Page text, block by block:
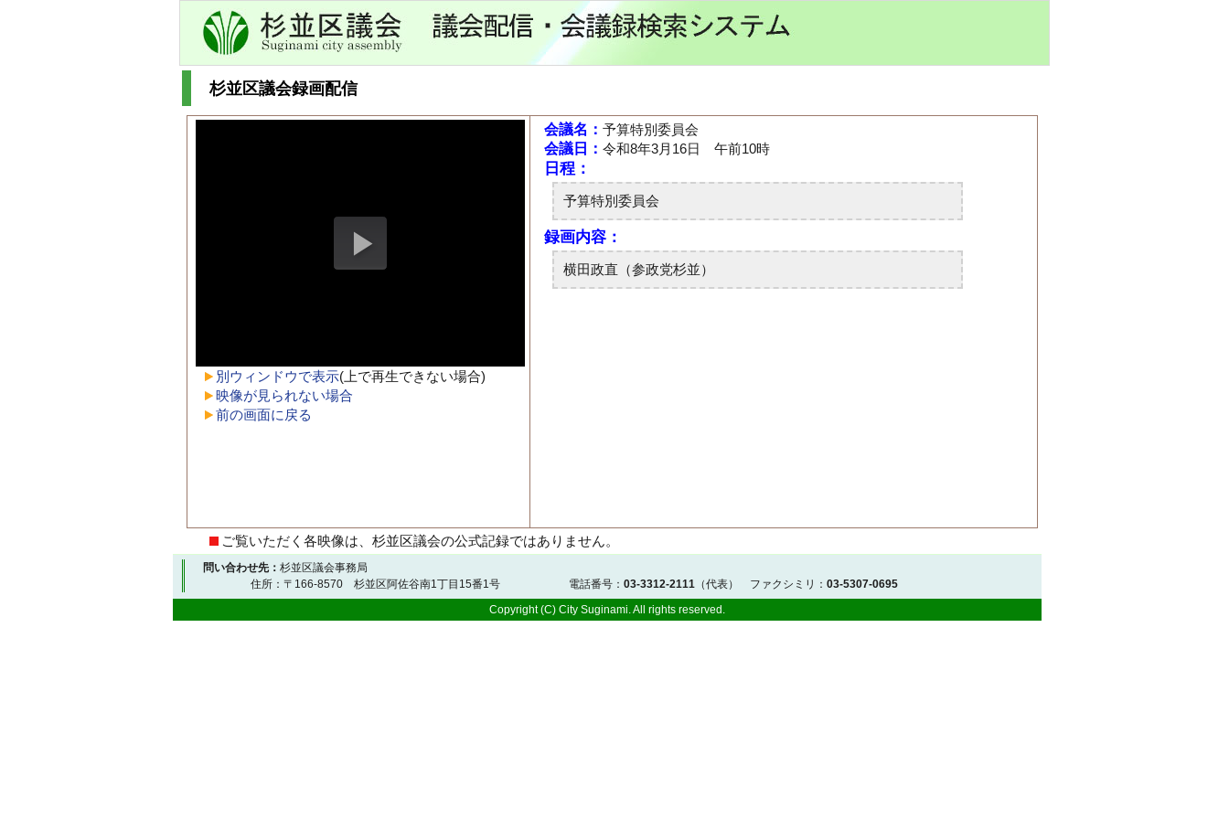
杉並区議会録画配信
別ウィンドウで表示(上で再生できない場合)
映像が見られない場合
前の画面に戻る
会議名：予算特別委員会
会議日：令和8年3月16日 午前10時
ご覧いただく各映像は、杉並区議会の公式記録ではありません。
問い合わせ先： 杉並区議会事務局
住所：〒166-8570 杉並区阿佐谷南1丁目15番1号 電話番号： 03-3312-2111 （代表） ファクシミリ： 03-5307-0695
Copyright (C) City Suginami. All rights reserved.